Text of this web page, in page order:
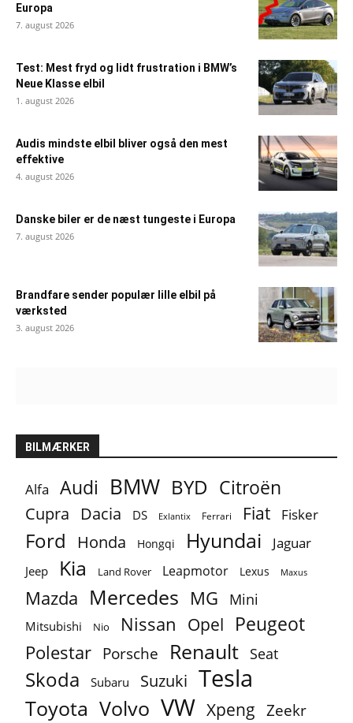
Europa
7. august 2026
Test: Mest fryd og lidt frustration i BMW’s
Neue Klasse elbil
1. august 2026
Audis mindste elbil bliver også den mest
effektive
4. august 2026
Danske biler er de næst tungeste i Europa
7. august 2026
Brandfare sender populær lille elbil på
værksted
3. august 2026
BILMÆRKER
Alfa Audi BMW BYD Citroën
Cupra Dacia DS Exlantix Ferrari Fiat Fisker
Ford Honda Hongqi Hyundai Jaguar
Jeep Kia Land Rover Leapmotor Lexus Maxus
Mazda Mercedes MG Mini
Mitsubishi Nio Nissan Opel Peugeot
Polestar Porsche Renault Seat
Skoda Subaru Suzuki Tesla
Toyota Volvo VW Xpeng Zeekr